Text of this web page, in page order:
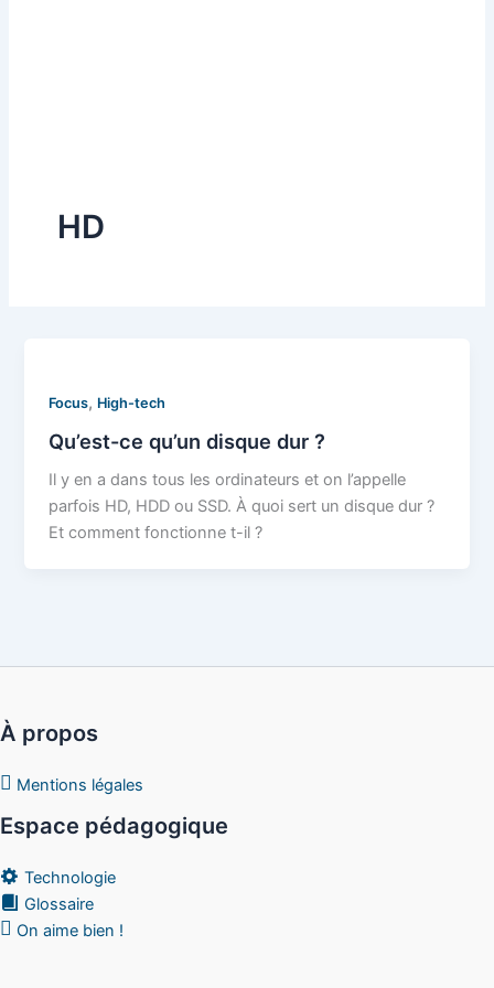
HD
Focus, High-tech
Qu’est-ce qu’un disque dur ?
Il y en a dans tous les ordinateurs et on l’appelle
parfois HD, HDD ou SSD. À quoi sert un disque dur ?
Et comment fonctionne t-il ?
À propos
Mentions légales
Espace pédagogique
Technologie
Glossaire
On aime bien !